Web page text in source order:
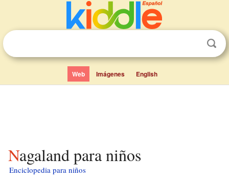
Web Imágenes English
Nagaland para niños
Enciclopedia para niños